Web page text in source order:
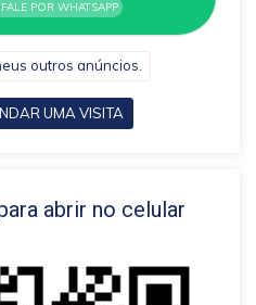
POR WHATSAPP
outros anúncios.
UMA VISITA
abrir no celular